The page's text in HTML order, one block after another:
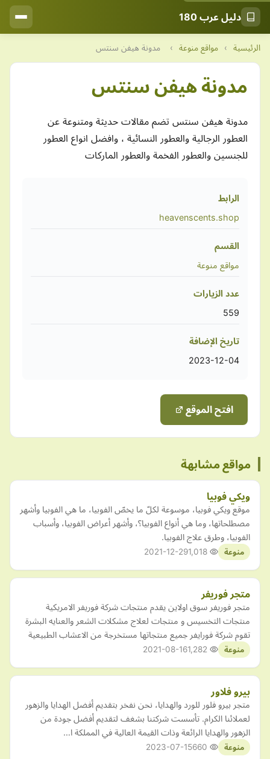
دليل عرب 180
الرئيسية › مواقع منوعة › مدونة هيفن سنتس
مدونة هيفن سنتس
مدونة هيفن سنتس تضم مقالات حديثة ومتنوعة عن
العطور الرجالية والعطور النسائية ، وافضل انواع العطور
للجنسين والعطور الفخمة والعطور الماركات
الرابط
heavenscents.shop
القسم
مواقع منوعة
عدد الزيارات
559
تاريخ الإضافة
2023-12-04
افتح الموقع
مواقع مشابهة
ويكي فوبيا
موقع ويكي فوبيا، موسوعة لكلّ ما يخصّ الفوبيا، ما هي الفوبيا وأشهر
مصطلحاتها، وما هي أنواع الفوبيا؟، وأشهر أعراض الفوبيا، وأسباب
الفوبيا، وطرق علاج الفوبيا.
منوعة 2021-12-29
متجر فوريفر
متجر فوريفر سوق اولاين يقدم منتجات شركة فوريفر الامريكية
منتجات التخسيس و منتجات لعلاج مشكلات الشعر والعنايه البشرة
تقوم شركة فورايفر جميع منتجاتها مستخرجة من الاعشاب الطبيعية
منوعة 2021-08-16
بيرو فلاور
متجر بيرو فلور للورد والهدايا، نحن نفخر بتقديم أفضل الهدايا والزهور
لعملائنا الكرام. تأسست شركتنا بشغف لتقديم أفضل جودة من
الزهور والهدايا الرائعة وذات القيمة العالية في المملكة ا…
منوعة 2023-07-15